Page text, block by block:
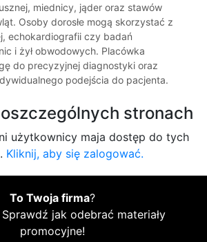
miednicy, jąder oraz stawów
Osoby dorosłe mogą skorzystać z
echokardiografii czy badań
i żył obwodowych. Placówka
do precyzyjnej diagnostyki oraz
podejścia do pacjenta.
stronach
użytkownicy maja dostęp do tych
Kliknij, aby się zalogować.
To Twoja firma?
Sprawdź jak odebrać materiały
promocyjne!